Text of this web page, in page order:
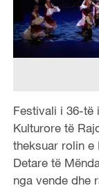
Festivali i 36-të
Kulturore të
theksuar rolin e
Detare të
nga vende dhe